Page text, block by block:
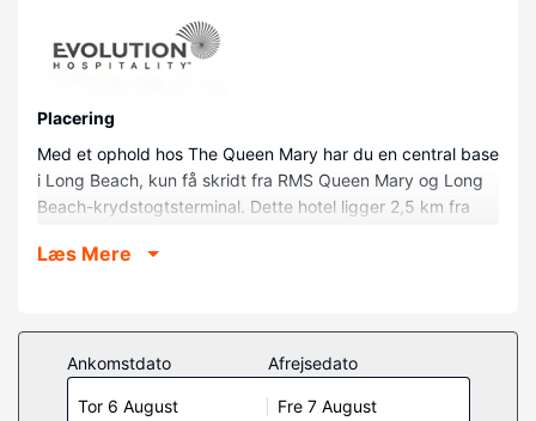
Placering
Med et ophold hos The Queen Mary har du en central base
i Long Beach, kun få skridt fra RMS Queen Mary og Long
Beach-krydstogtsterminal. Dette hotel ligger 2,5 km fra
Værelser
fladskærms-tv. Sengen på dit værelse er udstyret med
topmadras. Et tv med satellitkanaler sørger for
underholdningen. Værelset har et privat badeværelse med
en kombination af bruser/badekar samt hårtørrer og
Læs Mere
Ankomstdato
Tor 6 August
Afrejsedato
Fre 7 August